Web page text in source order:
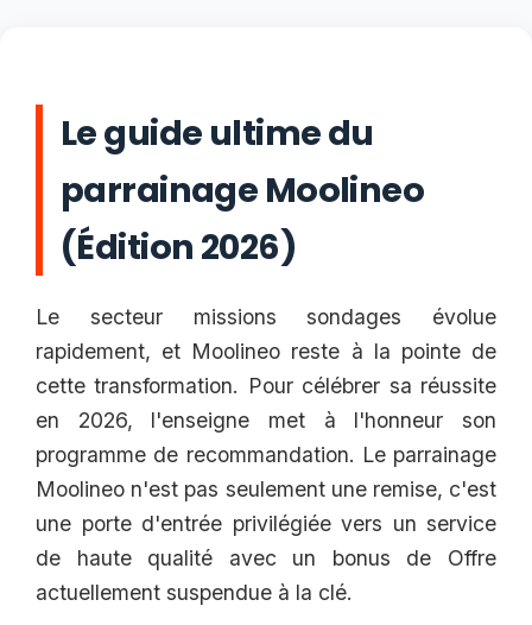
Le guide ultime du
parrainage Moolineo
(Édition 2026)
Le secteur missions sondages évolue
rapidement, et Moolineo reste à la pointe de
cette transformation. Pour célébrer sa réussite
en 2026, l'enseigne met à l'honneur son
programme de recommandation. Le parrainage
Moolineo n'est pas seulement une remise, c'est
une porte d'entrée privilégiée vers un service
de haute qualité avec un bonus de Offre
actuellement suspendue à la clé.